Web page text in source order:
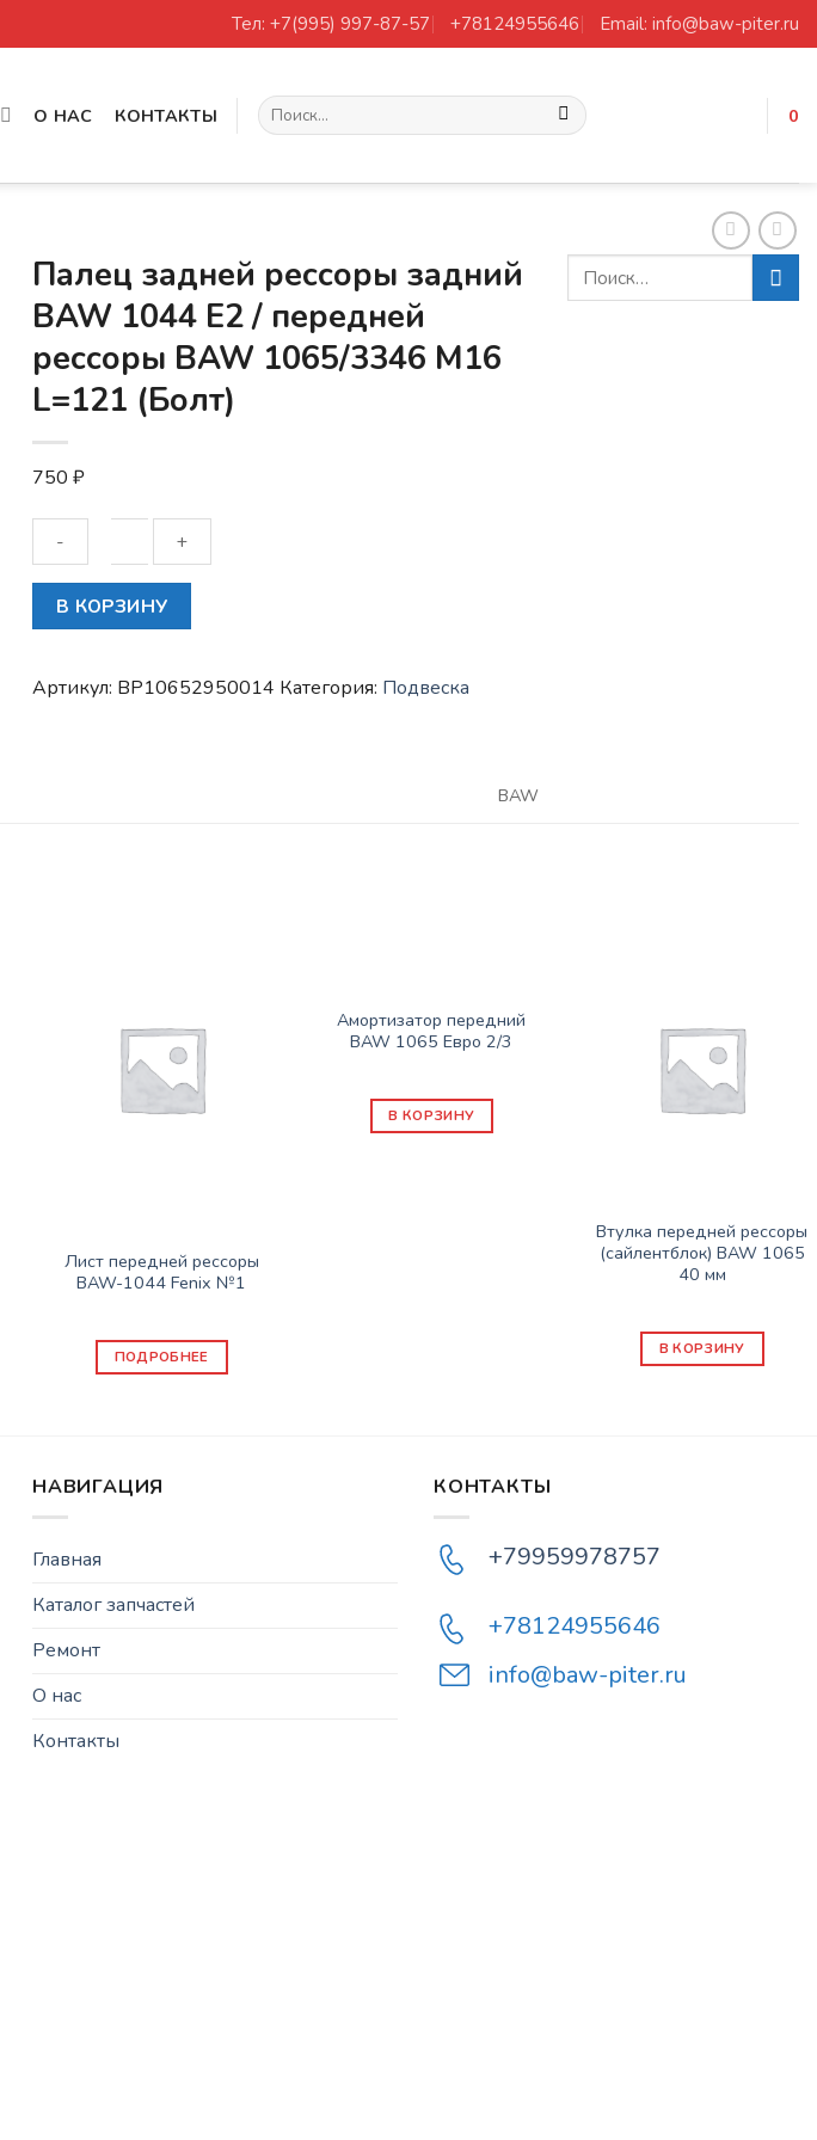
Тел: +7(995) 997-87-57 +78124955646 Email: info@baw-piter.ru
О НАС КОНТАКТЫ Искать: 0
Палец задней рессоры задний
BAW 1044 E2 / передней
рессоры BAW 1065/3346 M16
L=121 (Болт)
750 ₽
Количество
задней
рессоры
В КОРЗИНУ
Артикул: BP10652950014 Категория: Подвеска
BAW
Лист передней рессоры
BAW-1044 Fenix №1
ПОДРОБНЕЕ
Амортизатор передний
BAW 1065 Евро 2/3
В КОРЗИНУ
Втулка передней рессоры
(сайлентблок) BAW 1065
40 мм
В КОРЗИНУ
НАВИГАЦИЯ
Главная
Каталог запчастей
Ремонт
О нас
Контакты
КОНТАКТЫ
+79959978757
+78124955646
info@baw-piter.ru